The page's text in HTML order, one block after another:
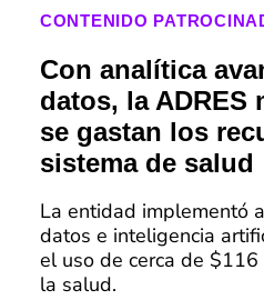
CONTENIDO
Con analítica
datos, la ADRES
se gastan los
sistema de salud
La entidad implementó
datos e inteligencia
el uso de cerca de
la salud.